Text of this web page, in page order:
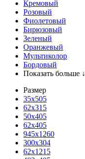
Кремовый
Розовый
Фиолетовый
Бирюзовый
Зеленый
Оранжевый
Мультиколор
Бордовый
Показать больше ↓
Размер
35х505
62x315
50x405
62х405
945x1260
300x304
62x1215